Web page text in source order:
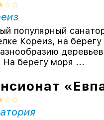
популярный
Кореиз, на
На берегу моря ...